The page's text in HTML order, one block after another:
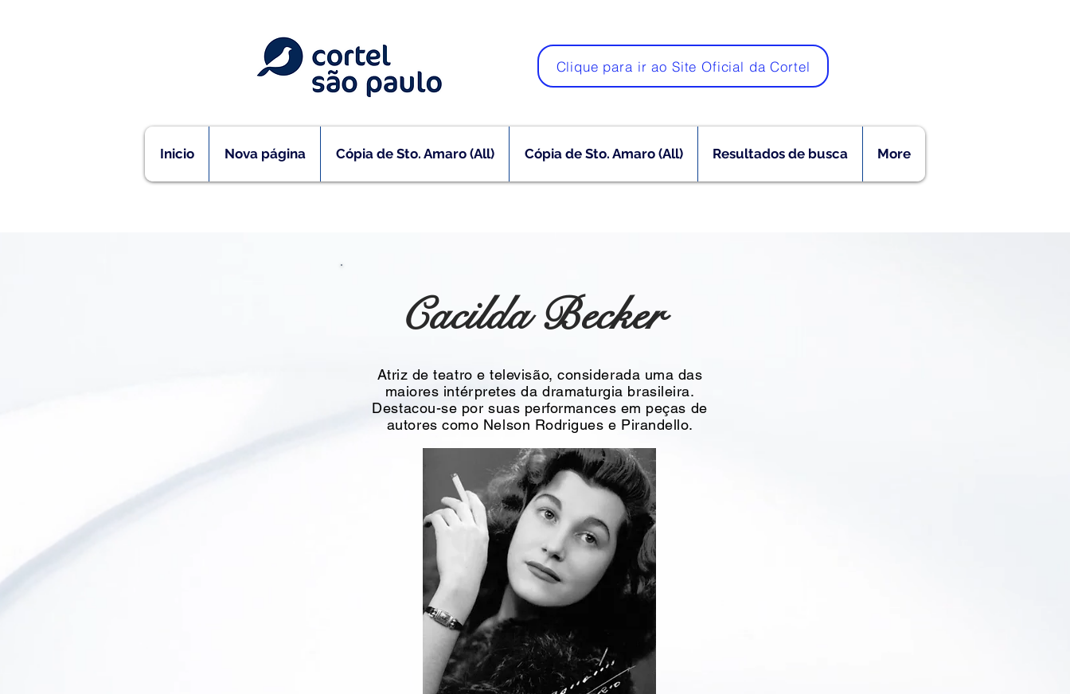
Clique para ir ao Site Oficial da Cortel
Inicio Nova página Cópia de Sto. Amaro (All) Cópia de Sto. Amaro (All) Resultados de busca More
Cacilda Becker
Atriz de teatro e televisão, considerada uma das
maiores intérpretes da dramaturgia brasileira.
Destacou-se por suas performances em peças de
autores como Nelson Rodrigues e Pirandello.